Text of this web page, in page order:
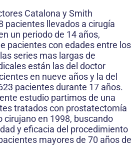
Catalona y Smith
pacientes llevados a cirugía
un periodo de 14 años,
pacientes con edades entre los
series mas largas de
están las del doctor
en nueve años y la del
pacientes durante 17 años.
estudio partimos de una
tratados con pros­tatectomía
cirujano en 1998, buscando
y eficacia del procedimiento
mayores de 70 años de